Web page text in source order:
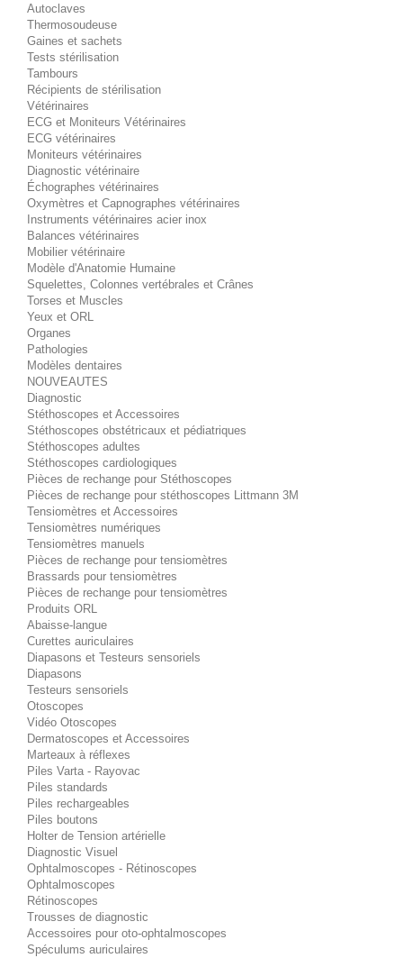
Autoclaves
Thermosoudeuse
Gaines et sachets
Tests stérilisation
Tambours
Récipients de stérilisation
Vétérinaires
ECG et Moniteurs Vétérinaires
ECG vétérinaires
Moniteurs vétérinaires
Diagnostic vétérinaire
Échographes vétérinaires
Oxymètres et Capnographes vétérinaires
Instruments vétérinaires acier inox
Balances vétérinaires
Mobilier vétérinaire
Modèle d'Anatomie Humaine
Squelettes, Colonnes vertébrales et Crânes
Torses et Muscles
Yeux et ORL
Organes
Pathologies
Modèles dentaires
NOUVEAUTES
Diagnostic
Stéthoscopes et Accessoires
Stéthoscopes obstétricaux et pédiatriques
Stéthoscopes adultes
Stéthoscopes cardiologiques
Pièces de rechange pour Stéthoscopes
Pièces de rechange pour stéthoscopes Littmann 3M
Tensiomètres et Accessoires
Tensiomètres numériques
Tensiomètres manuels
Pièces de rechange pour tensiomètres
Brassards pour tensiomètres
Pièces de rechange pour tensiomètres
Produits ORL
Abaisse-langue
Curettes auriculaires
Diapasons et Testeurs sensoriels
Diapasons
Testeurs sensoriels
Otoscopes
Vidéo Otoscopes
Dermatoscopes et Accessoires
Marteaux à réflexes
Piles Varta - Rayovac
Piles standards
Piles rechargeables
Piles boutons
Holter de Tension artérielle
Diagnostic Visuel
Ophtalmoscopes - Rétinoscopes
Ophtalmoscopes
Rétinoscopes
Trousses de diagnostic
Accessoires pour oto-ophtalmoscopes
Spéculums auriculaires